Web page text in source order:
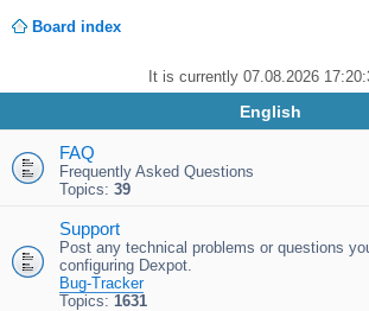
Board index
It is currently 07.08.2026
English
FAQ
Frequently Asked Questions
Topics: 39
Support
Post any technical problems or questions
configuring Dexpot.
Bug-Tracker
Topics: 1631